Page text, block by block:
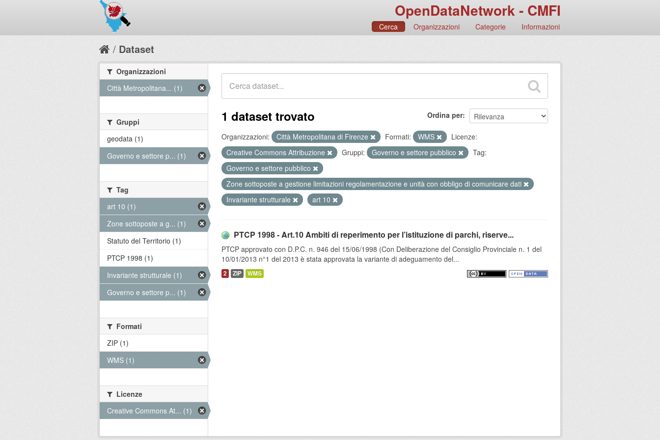
OpenDataNetwork - CMFI
Cerca Organizzazioni Categorie Informazioni
Dataset
Ordina per
1 dataset trovato
Organizzazioni: Città Metropolitana di Firenze Formati: WMS
Licenze:
Creative Commons Attribuzione
Gruppi: Governo e settore pubblico
Tag:
Governo e settore pubblico
Zone sottoposte a gestione limitazioni regolamentazione e unità con obbligo di comunicare dati
Invariante strutturale
art 10
PTCP 1998 - Art.10 Ambiti di reperimento per l’istituzione di parchi, riserve...
PTCP approvato con D.P.C. n. 946 del 15/06/1998 (Con Deliberazione del Consiglio Provinciale n. 1 del
10/01/2013 n°1 del 2013 è stata approvata la variante di adeguamento del...
2 ZIP WMS
Organizzazioni
Città Metropolitana... (1)
Gruppi
geodata (1)
Governo e settore p... (1)
Tag
art 10 (1)
Zone sottoposte a g... (1)
Statuto del Territorio (1)
PTCP 1998 (1)
Invariante strutturale (1)
Governo e settore p... (1)
Formati
ZIP (1)
WMS (1)
Licenze
Creative Commons At... (1)